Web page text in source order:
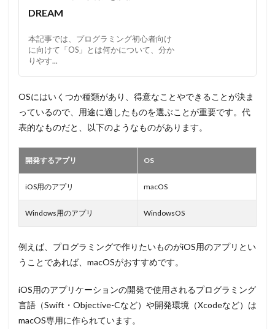
DREAM
本記事では、プログラミング初心者向け
に向けて「OS」とは何かについて、分か
りやす...
OSにはいくつか種類があり、得意なことやできることが決ま
っているので、用途に適したものを選ぶことが重要です。代
表的なものだと、以下のようなものがあります。
開発するアプリ OS
iOS用のアプリ macOS
Windows用のアプリ WindowsOS
例えば、プログラミングで作りたいものがiOS用のアプリとい
うことであれば、macOSがおすすめです。
iOS用のアプリケーションの開発で使用されるプログラミング
言語（Swift・Objective-Cなど）や開発環境（Xcodeなど）は
macOS専用に作られています。